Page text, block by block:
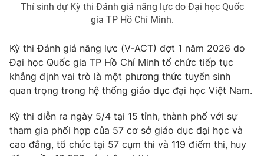
Chất lượng cuộc sống
Công nghệ
Sản phẩm
Thị trường
Giao lưu trực tuyến
Lịch phát sóng
Chuyên mục khác
Emagazine Podcast
Thí sinh dự Kỳ thi Đánh giá năng lực do Đại học Quốc
gia TP Hồ Chí Minh.
Kỳ thi Đánh giá năng lực (V-ACT) đợt 1 năm 2026 do
Đại học Quốc gia TP Hồ Chí Minh tổ chức tiếp tục
khẳng định vai trò là một phương thức tuyển sinh
quan trọng trong hệ thống giáo dục đại học Việt Nam.
Kỳ thi diễn ra ngày 5/4 tại 15 tỉnh, thành phố với sự
tham gia phối hợp của 57 cơ sở giáo dục đại học và
cao đẳng, tổ chức tại 57 cụm thi và 119 điểm thi, huy